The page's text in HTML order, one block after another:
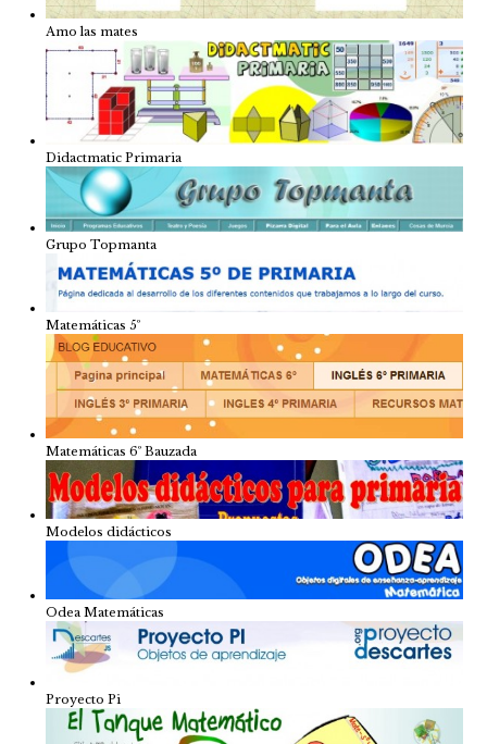
Amo las mates
Didactmatic Primaria
Grupo Topmanta
Matemáticas 5º
Matemáticas 6º Bauzada
Modelos didácticos
Odea Matemáticas
Proyecto Pi